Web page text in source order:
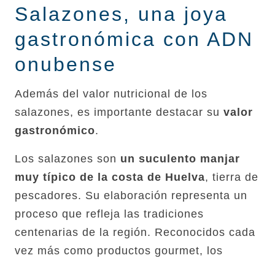
Salazones, una joya
gastronómica con ADN
onubense
Además del valor nutricional de los
salazones, es importante destacar su valor
gastronómico.
Los salazones son un suculento manjar
muy típico de la costa de Huelva, tierra de
pescadores. Su elaboración representa un
proceso que refleja las tradiciones
centenarias de la región. Reconocidos cada
vez más como productos gourmet, los